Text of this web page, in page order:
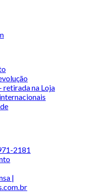
retirada na Loja
2181
|